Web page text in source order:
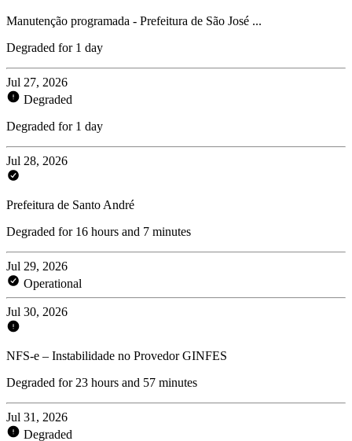
Manutenção programada - Prefeitura de São José ...
Degraded for 1 day
Jul 27, 2026
Degraded
Degraded for 1 day
Jul 28, 2026
Prefeitura de Santo André
Degraded for 16 hours and 7 minutes
Jul 29, 2026
Operational
Jul 30, 2026
NFS-e – Instabilidade no Provedor GINFES
Degraded for 23 hours and 57 minutes
Jul 31, 2026
Degraded